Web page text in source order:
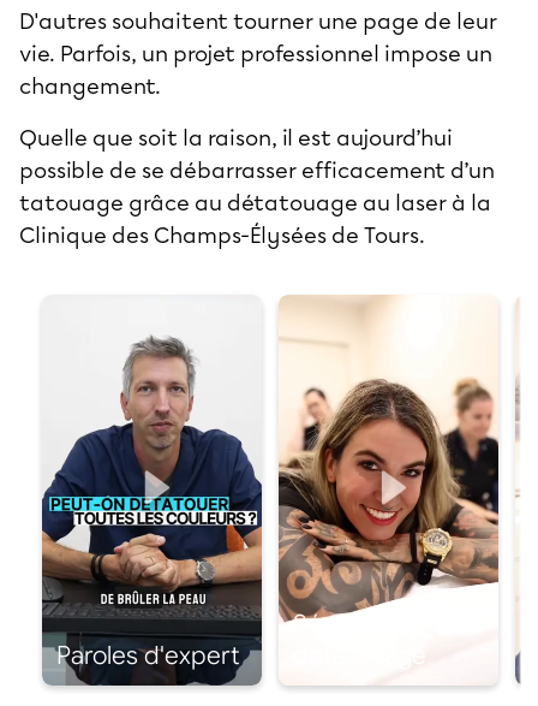
D'autres souhaitent tourner une page de leur
vie. Parfois, un projet professionnel impose un
changement.
Quelle que soit la raison, il est aujourd’hui
possible de se débarrasser efficacement d’un
tatouage grâce au détatouage au laser à la
Clinique des Champs-Élysées de Tours.